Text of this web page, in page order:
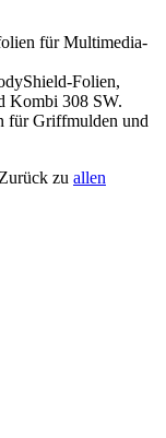
für Multimedia-
Folien,
Kombi 308 SW.
Griffmulden und
zu allen